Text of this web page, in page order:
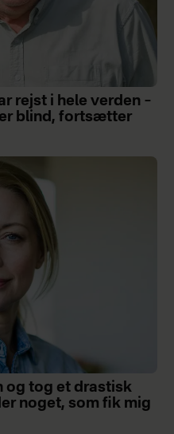
rejst i hele verden –
blind, fortsætter
og tog et drastisk
noget, som fik mig